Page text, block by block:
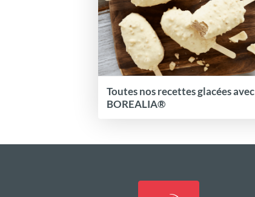
Toutes nos recettes glacées avec
BOREALIA®